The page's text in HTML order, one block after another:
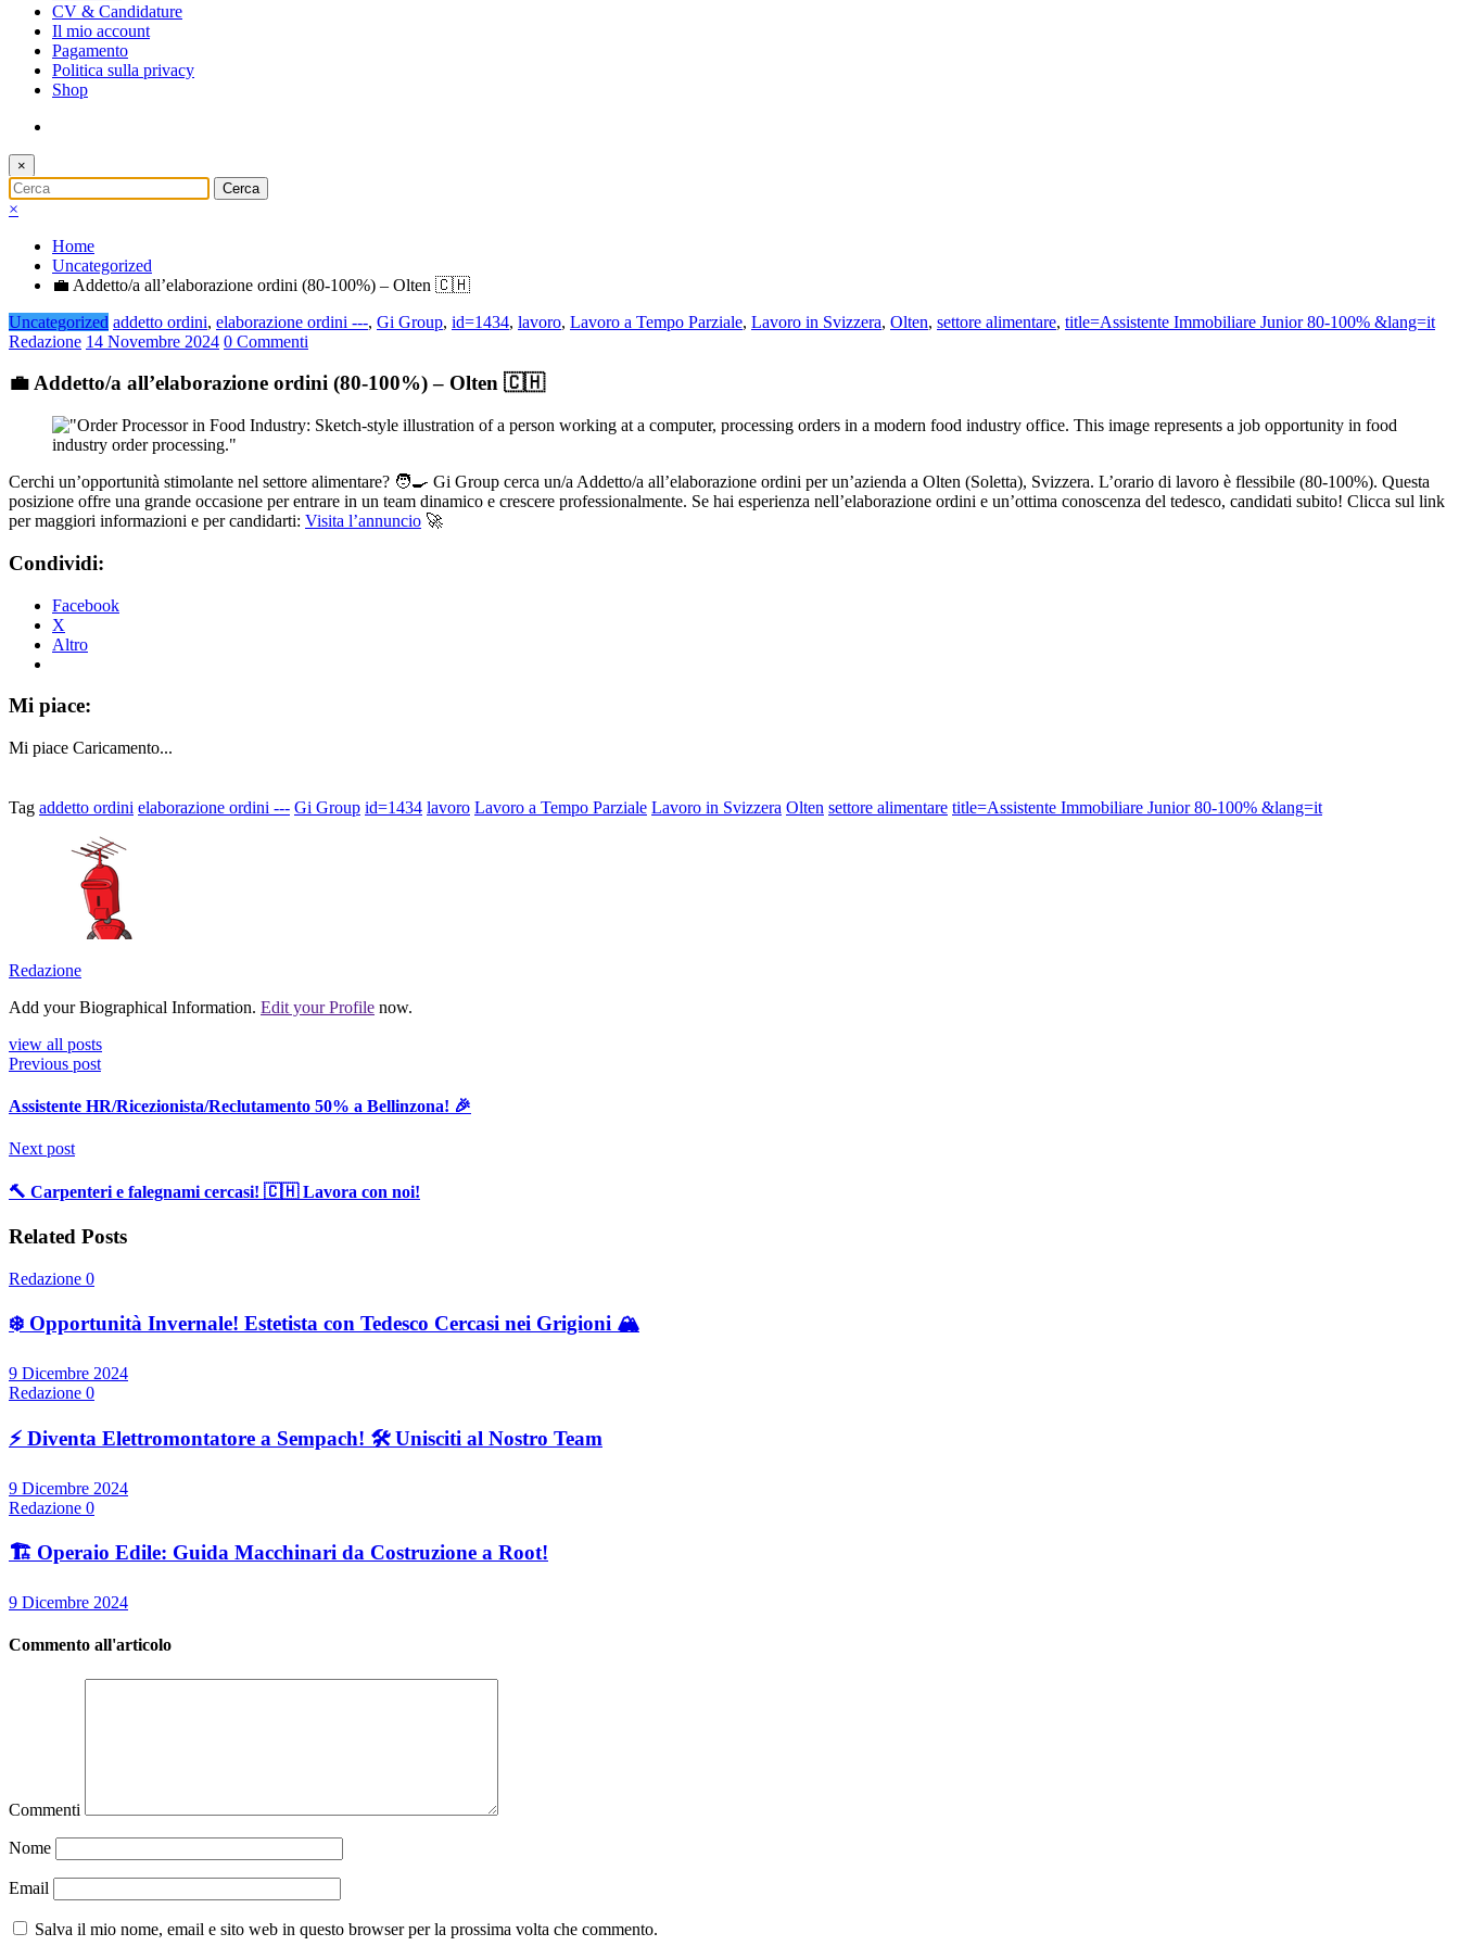
CV & Candidature
Il mio account
Pagamento
Politica sulla privacy
Shop
×
×
Home
Uncategorized
💼 Addetto/a all’elaborazione ordini (80-100%) – Olten 🇨🇭
Uncategorized addetto ordini, elaborazione ordini ---, Gi Group, id=1434, lavoro, Lavoro a Tempo Parziale, Lavoro in Svizzera, Olten, settore alimentare, title=Assistente Immobiliare Junior 80-100% &lang=it
Redazione 14 Novembre 2024 0 Commenti
💼 Addetto/a all’elaborazione ordini (80-100%) – Olten 🇨🇭
Cerchi un’opportunità stimolante nel settore alimentare? 🧑‍🍳 Gi Group cerca un/a Addetto/a all’elaborazione ordini per un’azienda a Olten (Soletta), Svizzera. L’orario di lavoro è flessibile (80-100%). Questa
posizione offre una grande occasione per entrare in un team dinamico e crescere professionalmente. Se hai esperienza nell’elaborazione ordini e un’ottima conoscenza del tedesco, candidati subito! Clicca sul link
per maggiori informazioni e per candidarti: Visita l’annuncio 🚀
Condividi:
Facebook
X
Altro
Mi piace:
Mi piace Caricamento...
Tag addetto ordini elaborazione ordini --- Gi Group id=1434 lavoro Lavoro a Tempo Parziale Lavoro in Svizzera Olten settore alimentare title=Assistente Immobiliare Junior 80-100% &lang=it
Redazione
Add your Biographical Information. Edit your Profile now.
view all posts
Previous post
Assistente HR/Ricezionista/Reclutamento 50% a Bellinzona! 🎉
Next post
🔨 Carpenteri e falegnami cercasi! 🇨🇭 Lavora con noi!
Related Posts
Redazione 0
❄️ Opportunità Invernale! Estetista con Tedesco Cercasi nei Grigioni 🏔️
9 Dicembre 2024
Redazione 0
⚡ Diventa Elettromontatore a Sempach! 🛠️ Unisciti al Nostro Team
9 Dicembre 2024
Redazione 0
🏗️ Operaio Edile: Guida Macchinari da Costruzione a Root!
9 Dicembre 2024
Commento all'articolo
Commenti
Nome
Email
Salva il mio nome, email e sito web in questo browser per la prossima volta che commento.